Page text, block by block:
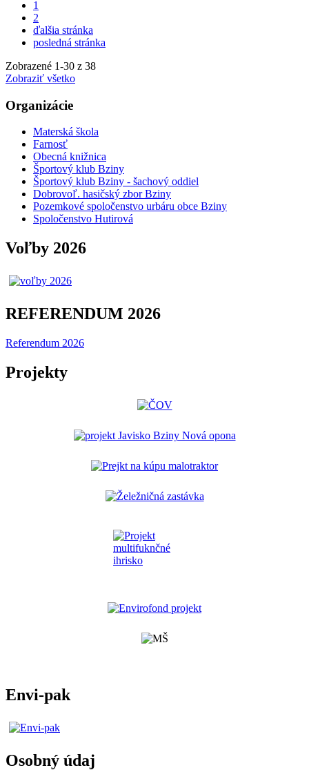
1
2
ďalšia stránka
posledná stránka
Zobrazené 1-30 z 38
Zobraziť všetko
Organizácie
Materská škola
Farnosť
Obecná knižnica
Športový klub Bziny
Športový klub Bziny - šachový oddiel
Dobrovoľ. hasičský zbor Bziny
Pozemkové spoločenstvo urbáru obce Bziny
Spoločenstvo Hutirová
Voľby 2026
REFERENDUM 2026
Referendum 2026
Projekty
Envi-pak
Osobný údaj